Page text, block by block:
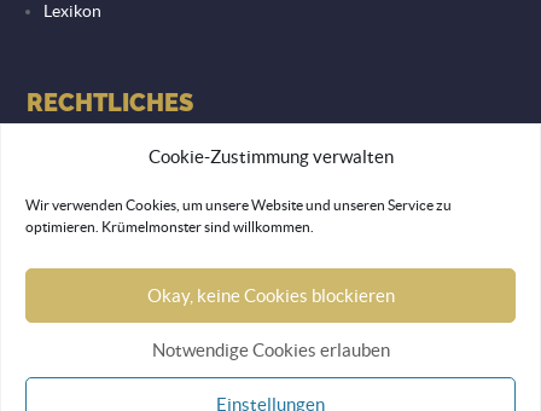
Cookie-Zustimmung verwalten
Wir verwenden Cookies, um unsere Website und unseren Service zu
optimieren. Krümelmonster sind willkommen.
Okay, keine Cookies blockieren
Notwendige Cookies erlauben
Einstellungen
Lexikon
RECHTLICHES
© 2026 Lemon Monkey Network GmbH